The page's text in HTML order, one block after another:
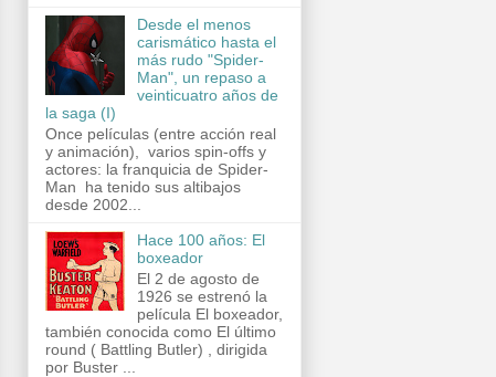
Desde el menos
carismático hasta el
más rudo "Spider-
Man", un repaso a
veinticuatro años de
la saga (I)
Once películas (entre acción real
y animación), varios spin-offs y
actores: la franquicia de Spider-
Man ha tenido sus altibajos
desde 2002...
Hace 100 años: El
boxeador
El 2 de agosto de
1926 se estrenó la
película El boxeador,
también conocida como El último
round ( Battling Butler) , dirigida
por Buster ...